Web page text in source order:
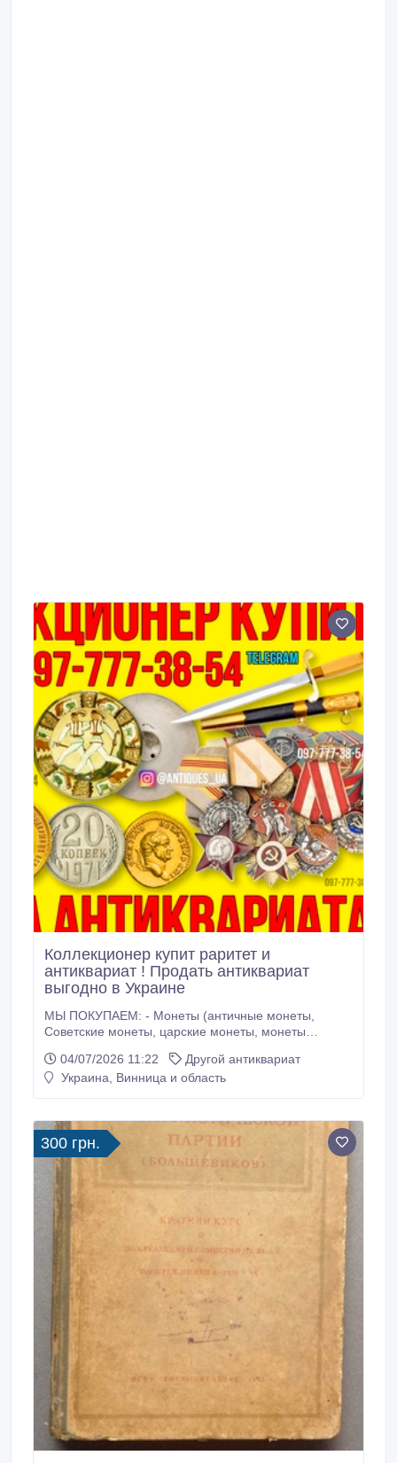
Коллекционер купит раритет и
антиквариат ! Продать антиквариат
выгодно в Украине
МЫ ПОКУПАЕМ: - Монеты (античные монеты,
Советские монеты, царские монеты, монеты
монеты, монеты средневековья, золотые и
серебряные монеты) - Высокохудожественные
Эксклюзивные статуэтки и чашки расписанные в
ручную.
04/07/2026 11:22
Другой антиквариат
Украина, Винница и область
300 грн.